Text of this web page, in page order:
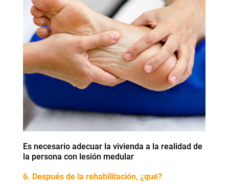
Es necesario adecuar la vivienda a la realidad de
la persona con lesión medular
6. Después de la rehabilitación, ¿qué?